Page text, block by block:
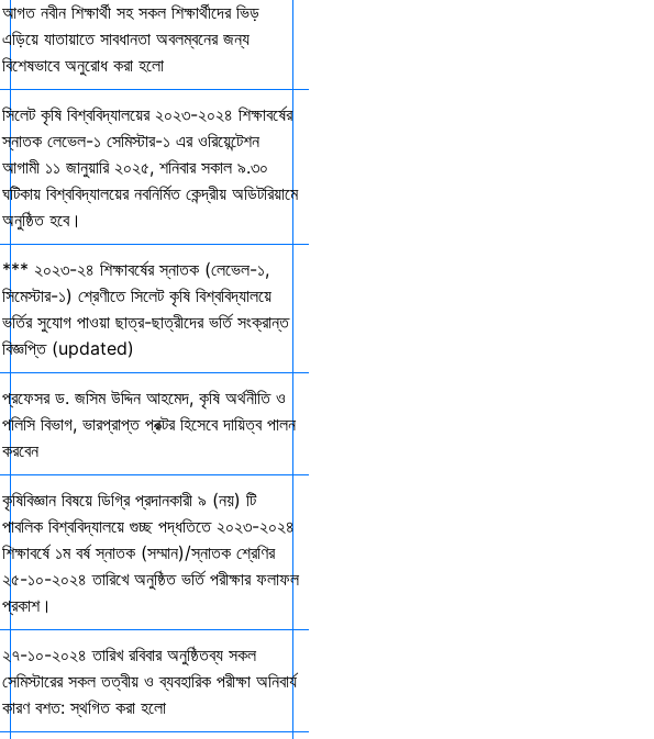
আগত নবীন শিক্ষার্থী সহ সকল শিক্ষার্থীদের ভিড়
এড়িয়ে যাতায়াতে সাবধানতা অবলম্বনের জন্য
বিশেষভাবে অনুরোধ করা হলো
সিলেট কৃষি বিশ্ববিদ্যালয়ের ২০২৩-২০২৪ শিক্ষাবর্ষের
স্নাতক লেভেল-১ সেমিস্টার-১ এর ওরিয়েন্টেশন
আগামী ১১ জানুয়ারি ২০২৫, শনিবার সকাল ৯.৩০
ঘটিকায় বিশ্ববিদ্যালয়ের নবনির্মিত কেন্দ্রীয় অডিটরিয়ামে
অনুষ্ঠিত হবে।
*** ২০২৩-২৪ শিক্ষাবর্ষের স্নাতক (লেভেল-১,
সিমেস্টার-১) শ্রেণীতে সিলেট কৃষি বিশ্ববিদ্যালয়ে
ভর্তির সুযোগ পাওয়া ছাত্র-ছাত্রীদের ভর্তি সংক্রান্ত
বিজ্ঞপ্তি (updated)
প্রফেসর ড. জসিম উদ্দিন আহমেদ, কৃষি অর্থনীতি ও
পলিসি বিভাগ, ভারপ্রাপ্ত প্রক্টর হিসেবে দায়িত্ব পালন
করবেন
কৃষিবিজ্ঞান বিষয়ে ডিগ্রি প্রদানকারী ৯ (নয়) টি
পাবলিক বিশ্ববিদ্যালয়ে গুচ্ছ পদ্ধতিতে ২০২৩-২০২৪
শিক্ষাবর্ষে ১ম বর্ষ স্নাতক (সম্মান)/স্নাতক শ্রেণির
২৫-১০-২০২৪ তারিখে অনুষ্ঠিত ভর্তি পরীক্ষার ফলাফল
প্রকাশ।
২৭-১০-২০২৪ তারিখ রবিবার অনুষ্ঠিতব্য সকল
সেমিস্টারের সকল তত্বীয় ও ব্যবহারিক পরীক্ষা অনিবার্য
কারণ বশত: স্থগিত করা হলো